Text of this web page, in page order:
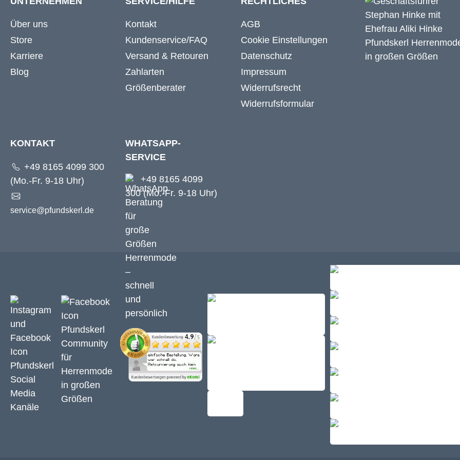
Über uns
Store
Karriere
Blog
Kontakt
Kundenservice/FAQ
Versand & Retouren
Zahlarten
Größenberater
AGB
Cookie Einstellungen
Datenschutz
Impressum
Widerrufsrecht
Widerrufsformular
KONTAKT
+49 8165 4099 300
(Mo.-Fr. 9-18 Uhr)
service@pfundskerl.de
WHATSAPP-
SERVICE
+49 8165 4099
300 (Mo.-Fr. 9-18 Uhr)